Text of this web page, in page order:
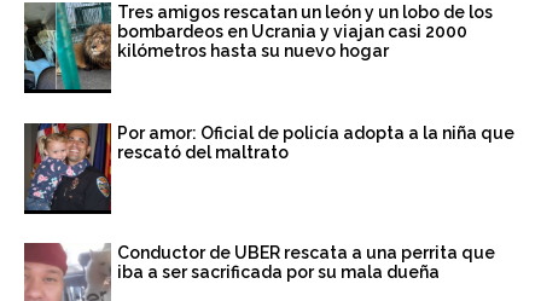
Tres amigos rescatan un león y un lobo de los
bombardeos en Ucrania y viajan casi 2000
kilómetros hasta su nuevo hogar
Por amor: Oficial de policía adopta a la niña que
rescató del maltrato
Conductor de UBER rescata a una perrita que
iba a ser sacrificada por su mala dueña